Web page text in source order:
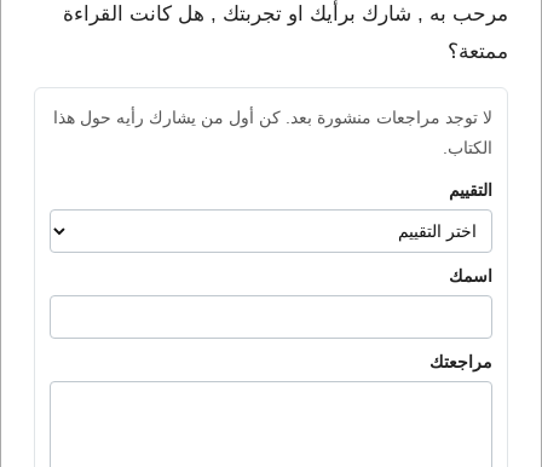
مرحب به , شارك برأيك او تجربتك , هل كانت القراءة
ممتعة؟
لا توجد مراجعات منشورة بعد. كن أول من يشارك رأيه حول هذا
الكتاب.
التقييم
اسمك
مراجعتك